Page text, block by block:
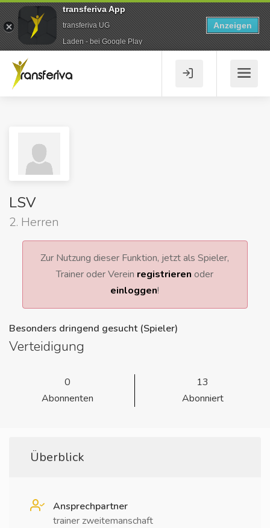
LSV
2. Herren
Zur Nutzung dieser Funktion, jetzt als Spieler,
Trainer oder Verein registrieren oder
einloggen!
Besonders dringend gesucht (Spieler)
Verteidigung
0
Abonnenten
13
Abonniert
Überblick
Ansprechpartner
trainer zweitemanschaft
transferiva App
transferiva UG
Laden - bei Google Play
Anzeigen